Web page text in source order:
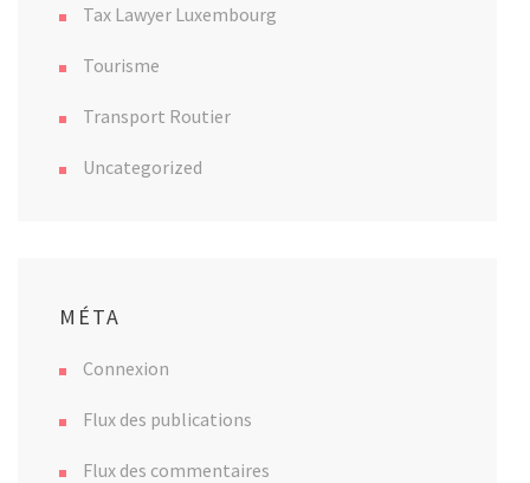
Tax Lawyer Luxembourg
Tourisme
Transport Routier
Uncategorized
MÉTA
Connexion
Flux des publications
Flux des commentaires